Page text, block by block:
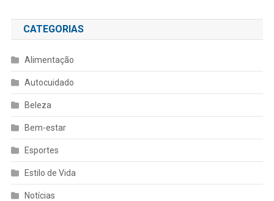
CATEGORIAS
Alimentação
Autocuidado
Beleza
Bem-estar
Esportes
Estilo de Vida
Notícias